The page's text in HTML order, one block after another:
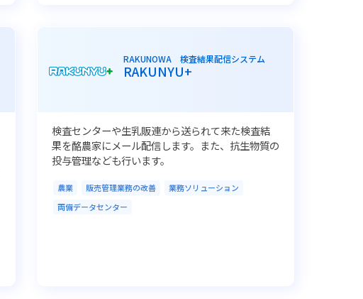
RAKUNOWA 検査結果配信システム
RAKUNYU+
検査センターや生乳販連から送られて来た検査結
果を酪農家にメール配信します。また、抗生物質の
投与管理なども行います。
農業 販売管理業務の改善
業務ソリューション
両備データセンター